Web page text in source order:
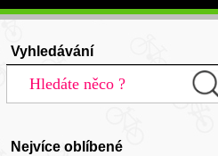
Vyhledávání
Nejvíce oblíbené